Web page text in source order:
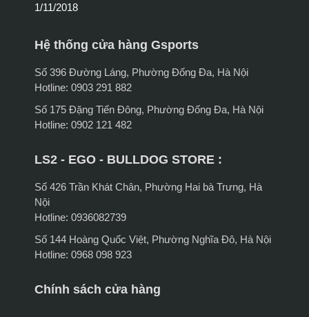
1/11/2018
Hệ thống cửa hàng Gsports
Số 396 Đường Láng, Phường Đống Đa, Hà Nội
Hotline: 0903 291 882
Số 175 Đặng Tiến Đông, Phường Đống Đa, Hà Nội
Hotline: 0902 121 482
LS2 - EGO - BULLDOG STORE :
Số 426 Trần Khát Chân, Phường Hai bà Trưng, Hà
Nội
Hotline: 0936082739
Số 144 Hoàng Quốc Việt, Phường Nghĩa Đô, Hà Nội
Hotline: 0968 098 923
Chính sách cửa hàng